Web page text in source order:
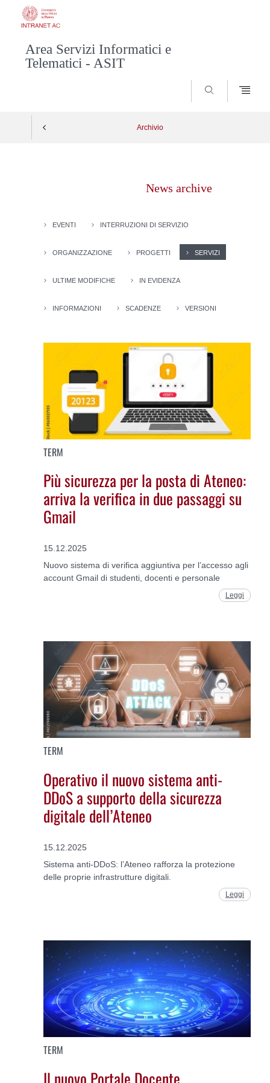
Area Servizi Informatici e
Telematici - ASIT
SEARCH
Archivio
News archive
EVENTI INTERRUZIONI DI SERVIZIO
ORGANIZZAZIONE PROGETTI SERVIZI
ULTIME MODIFICHE IN EVIDENZA
INFORMAZIONI SCADENZE VERSIONI
TERM
Più sicurezza per la posta di Ateneo:
arriva la verifica in due passaggi su
Gmail
15.12.2025
Nuovo sistema di verifica aggiuntiva per l’accesso agli
account Gmail di studenti, docenti e personale
Leggi
TERM
Operativo il nuovo sistema anti-
DDoS a supporto della sicurezza
digitale dell’Ateneo
15.12.2025
Sistema anti-DDoS: l’Ateneo rafforza la protezione
delle proprie infrastrutture digitali.
Leggi
TERM
Il nuovo Portale Docente